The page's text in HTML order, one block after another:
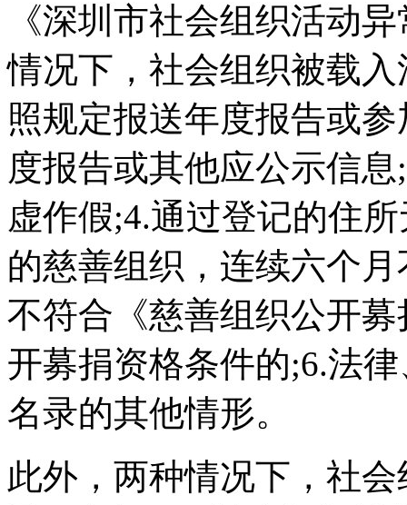
《深圳市社会组织活动
情况下，社会组织被载
照规定报送年度报告或
度报告或其他应公示信
虚作假;4.通过登记的住
的慈善组织，连续六个
不符合《慈善组织公开
开募捐资格条件的;6.法
名录的其他情形。
此外，两种情况下，社